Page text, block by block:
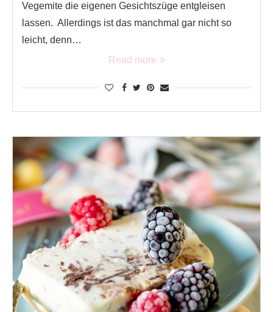
Vegemite die eigenen Gesichtszüge entgleisen
lassen. Allerdings ist das manchmal gar nicht so
leicht, denn…
Read more